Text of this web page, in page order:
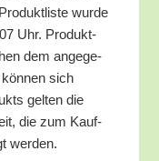
wur­de
Uhr. Pro­dukt­
dem ange­ge­
sich
gel­ten die
die zum Kauf­
werden.